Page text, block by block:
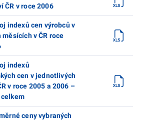
ČR v roce 2006
indexů cen výrobců v
v ČR roce
indexů
cen v jednotlivých
v roce 2005 a 2006 –
ceny vybraných